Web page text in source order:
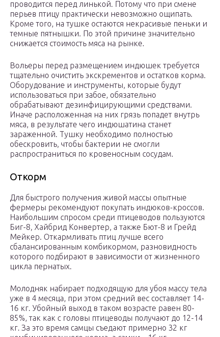
проводится перед линькой. Потому что при смене
перьев птицу практически невозможно ощипать.
Кроме того, на тушке остаются некрасивые пеньки и
темные пятнышки. По этой причине значительно
снижается стоимость мяса на рынке.
Вольеры перед размещением индюшек требуется
тщательно очистить экскрементов и остатков корма.
Оборудование и инструменты, которые будут
использоваться при забое, обязательно
обрабатывают дезинфицирующими средствами.
Иначе расположенная на них грязь попадет внутрь
мяса, в результате чего индюшатина станет
зараженной. Тушку необходимо полностью
обескровить, чтобы бактерии не смогли
распространиться по кровеносным сосудам.
Откорм
Для быстрого получения живой массы опытные
фермеры рекомендуют покупать индюков-кроссов.
Наибольшим спросом среди птицеводов пользуются
Биг-8, Хайбрид Конвертер, а также Бют-8 и Грейд
Мейкер. Откармливать птиц лучше всего
сбалансированным комбикормом, разновидность
которого подбирают в зависимости от жизненного
цикла пернатых.
Молодняк набирает подходящую для убоя массу тела
уже в 4 месяца, при этом средний вес составляет 14-
16 кг. Убойный выход в таком возрасте равен 80-
85%, так как с головы птицеводы получают до 12-14
кг. За это время самцы съедают примерно 32 кг